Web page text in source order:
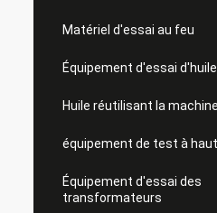
Matériel d'essai au feu
Équipement d'essai d'huile
Huile réutilisant la machine
équipement de test à
Équipement d'essai des
transformateurs